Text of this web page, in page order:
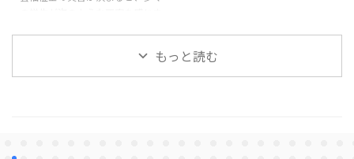
の実習は忙しいのだろうか」「実
習生はどこまで関わることができ
もっと読む